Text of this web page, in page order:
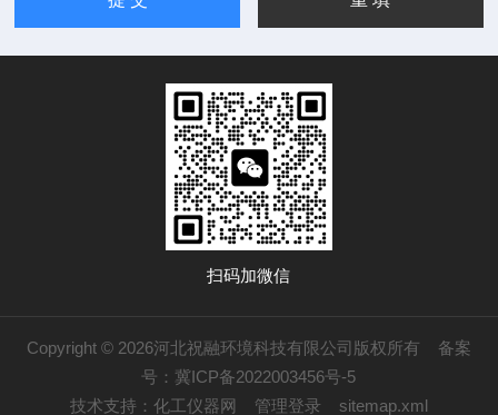
扫码加微信
Copyright © 2026河北祝融环境科技有限公司版权所有 备案
号：冀ICP备2022003456号-5
技术支持： 化工仪器网 管理登录 sitemap.xml